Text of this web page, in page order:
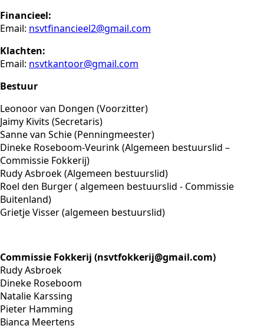
Financieel:
Email: nsvtfinancieel2@gmail.com
Klachten:
Email: nsvtkantoor@gmail.com
Bestuur
Leonoor van Dongen (Voorzitter)
Jaimy Kivits (Secretaris)
Sanne van Schie (Penningmeester)
Dineke Roseboom-Veurink (Algemeen bestuurslid –
Commissie Fokkerij)
Rudy Asbroek (Algemeen bestuurslid)
Roel den Burger ( algemeen bestuurslid - Commissie
Buitenland)
Grietje Visser (algemeen bestuurslid)
Commissie Fokkerij (nsvtfokkerij@gmail.com)
Rudy Asbroek
Dineke Roseboom
Natalie Karssing
Pieter Hamming
Bianca Meertens